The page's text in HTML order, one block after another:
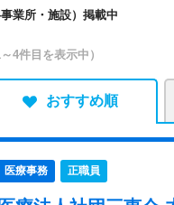
事業所・施設）掲載中
～4件目を表示中）
おすすめ順
医療事務 正職員